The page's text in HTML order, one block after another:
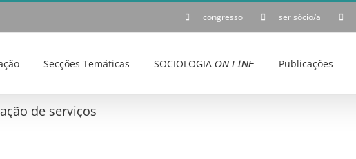
congresso ser sócio/a
Secções Temáticas SOCIOLOGIA 𝘖𝘕 𝘓𝘐𝘕𝘌 Publicações
de serviços